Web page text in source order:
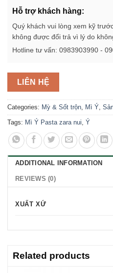
Hỗ trợ khách hàng:
Quý khách vui lòng xem kỹ
không được đổi trả vì lý do
Hotline tư vấn: 0983903990 -
LIÊN HỆ
Categories: Mỳ & Sốt trộn Mì Ý
Tags: Mì Ý Pasta zara nui Ý
ADDITIONAL INFORMATION
REVIEWS (0)
XUẤT XỨ
Related products